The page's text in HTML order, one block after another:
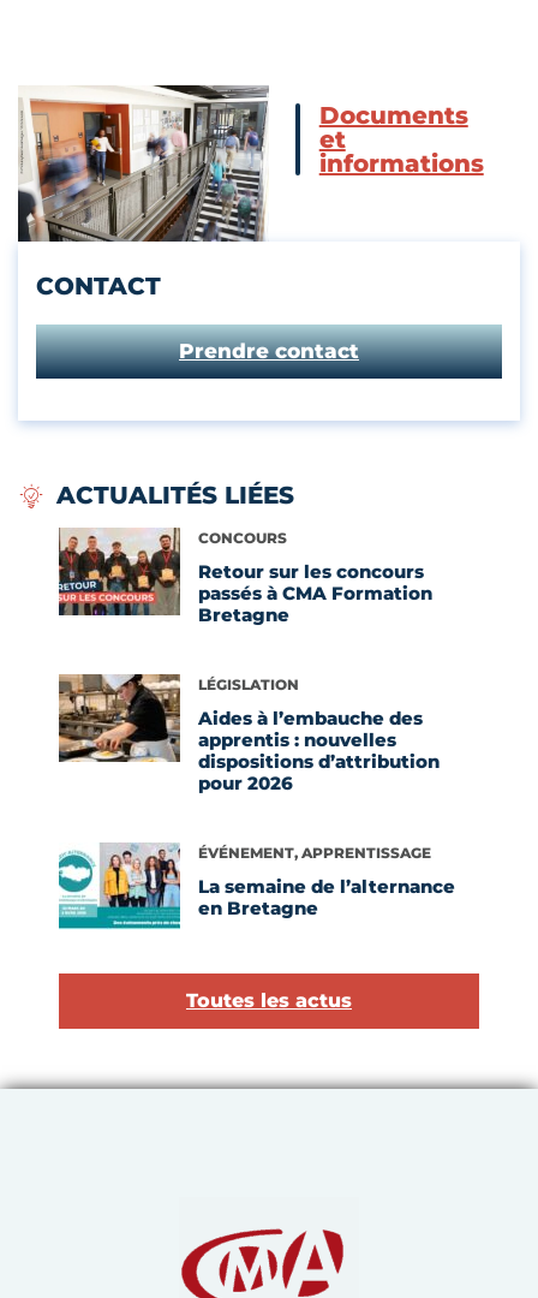
Documents
et
informations
CONTACT
Prendre contact
ACTUALITÉS LIÉES
CONCOURS
Retour sur les concours
passés à CMA Formation
Bretagne
Voir l'article
LÉGISLATION
Aides à l’embauche des
apprentis : nouvelles
dispositions d’attribution
pour 2026
Voir l'article
ÉVÉNEMENT, APPRENTISSAGE
La semaine de l’alternance
en Bretagne
Voir l'article
Toutes les actus
Chambre de Métiers et